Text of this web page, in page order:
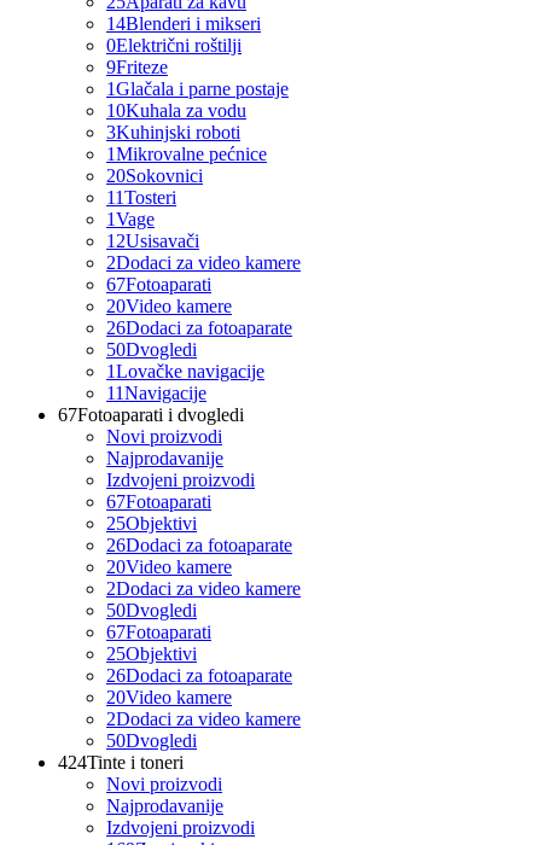
14Blenderi i mikseri
0Električni roštilji
9Friteze
1Glačala i parne postaje
10Kuhala za vodu
3Kuhinjski roboti
1Mikrovalne pećnice
20Sokovnici
11Tosteri
1Vage
12Usisavači
2Dodaci za video kamere
67Fotoaparati
20Video kamere
26Dodaci za fotoaparate
50Dvogledi
1Lovačke navigacije
11Navigacije
67Fotoaparati i dvogledi
Novi proizvodi
Najprodavanije
Izdvojeni proizvodi
67Fotoaparati
25Objektivi
26Dodaci za fotoaparate
20Video kamere
2Dodaci za video kamere
50Dvogledi
67Fotoaparati
25Objektivi
26Dodaci za fotoaparate
20Video kamere
2Dodaci za video kamere
50Dvogledi
424Tinte i toneri
Novi proizvodi
Najprodavanije
Izdvojeni proizvodi